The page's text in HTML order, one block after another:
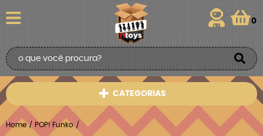
0
CATEGORIAS
Home POP! Funko